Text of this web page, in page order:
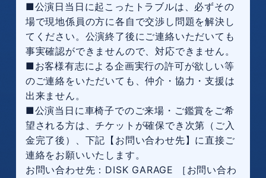
■公演日当日に起こったトラブルは、必ずその
場で現地係員の方に各自で交渉し問題を解決し
てください。公演終了後にご連絡いただいても
事実確認ができませんので、対応できません。
■お客様有志による企画実行の許可が欲しい等
のご連絡をいただいても、仲介・協力・支援は
出来ません。
■公演当日に車椅子でのご来場・ご鑑賞をご希
望される方は、チケットが確保でき次第（ご入
金完了後）、下記【お問い合わせ先】に直接ご
連絡をお願いいたします。
お問い合わせ先：DISK GARAGE ［お問い合わ